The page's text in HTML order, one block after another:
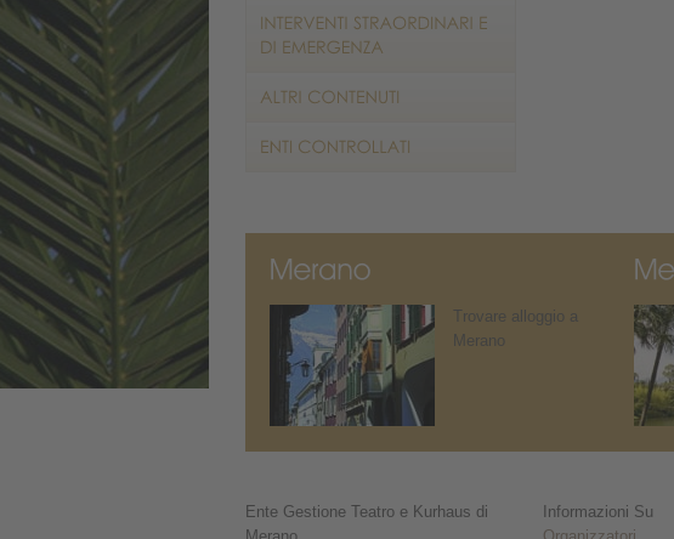
Trovare alloggio a
Merano
Ente Gestione Teatro e Kurhaus di
Informazioni Su